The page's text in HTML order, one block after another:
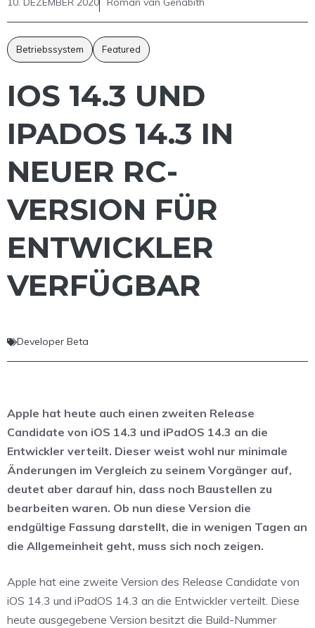
Betriebssystem Featured
IOS 14.3 UND
IPADOS 14.3 IN
NEUER RC-
VERSION FÜR
ENTWICKLER
VERFÜGBAR
Developer Beta
Apple hat heute auch einen zweiten Release
Candidate von iOS 14.3 und iPadOS 14.3 an die
Entwickler verteilt. Dieser weist wohl nur minimale
Änderungen im Vergleich zu seinem Vorgänger auf,
deutet aber darauf hin, dass noch Baustellen zu
bearbeiten waren. Ob nun diese Version die
endgültige Fassung darstellt, die in wenigen Tagen an
die Allgemeinheit geht, muss sich noch zeigen.
Apple hat eine zweite Version des Release Candidate von
iOS 14.3 und iPadOS 14.3 an die Entwickler verteilt. Diese
heute ausgegebene Version besitzt die Build-Nummer